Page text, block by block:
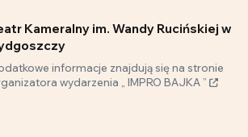
Kameralny im. Wandy Rucińskiej w
informacje znajdują się na stronie
wydarzenia „ IMPRO BAJKA ”